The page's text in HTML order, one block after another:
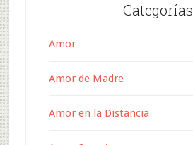
Categorías
Amor
Amor de Madre
Amor en la Distancia